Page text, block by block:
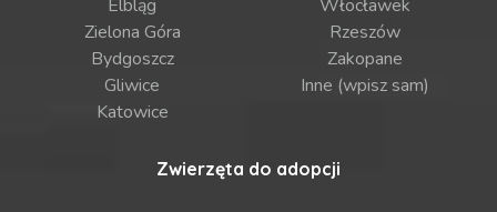
Elbląg
Zielona Góra
Bydgoszcz
Gliwice
Katowice
Włocławek
Rzeszów
Zakopane
Inne (wpisz sam)
Zwierzęta do adopcji